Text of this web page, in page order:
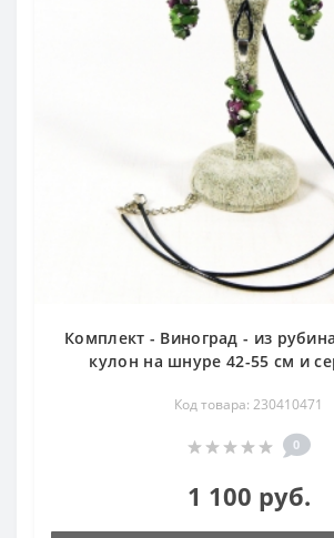
Комплект - Виноград - из
кулон на шнуре 42-55 см и
Код товара: 230410471
0
1 100 руб.